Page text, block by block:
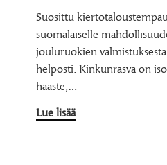
Suosittu
suomalaiselle
jouluruokien
helposti. Kinkunrasva on
haaste,…
Lue lisää